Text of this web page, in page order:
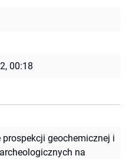
00:18
geochemicznej i
na